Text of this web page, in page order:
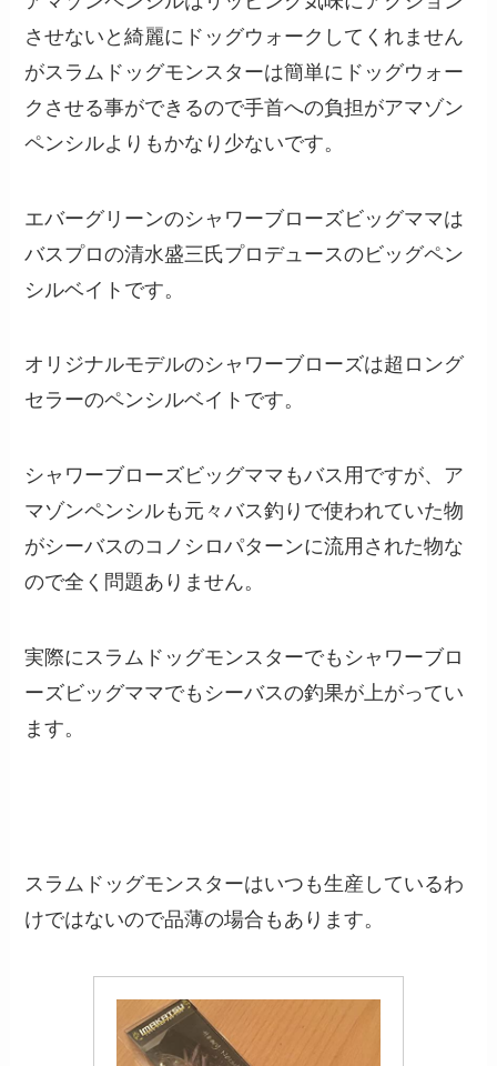
させないと綺麗にドッグウォークしてくれません
がスラムドッグモンスターは簡単にドッグウォー
クさせる事ができるので手首への負担がアマゾン
ペンシルよりもかなり少ないです。
エバーグリーンのシャワーブローズビッグママは
バスプロの清水盛三氏プロデュースのビッグペン
シルベイトです。
オリジナルモデルのシャワーブローズは超ロング
セラーのペンシルベイトです。
シャワーブローズビッグママもバス用ですが、ア
マゾンペンシルも元々バス釣りで使われていた物
がシーバスのコノシロパターンに流用された物な
ので全く問題ありません。
実際にスラムドッグモンスターでもシャワーブロ
ーズビッグママでもシーバスの釣果が上がってい
ます。
スラムドッグモンスターはいつも生産しているわ
けではないので品薄の場合もあります。